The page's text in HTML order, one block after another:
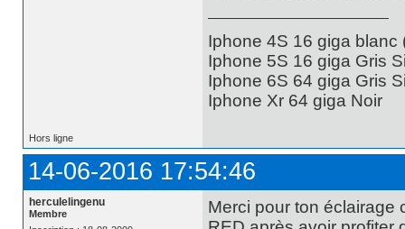
Iphone 4S 16 giga blanc
Iphone 5S 16 giga Gris
Iphone 6S 64 giga Gris
Iphone Xr 64 giga Noir
Hors ligne
14-06-2016 17:54:46
herculelingenu
Membre
Merci pour ton éclairage